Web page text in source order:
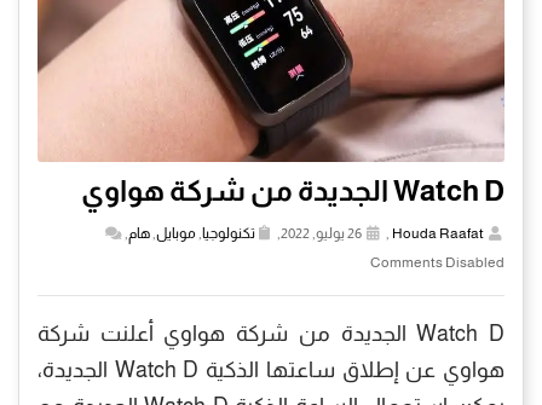
Watch D الجديدة من شركة هواوي
Houda Raafat
, تكنولوجيا, موبايل,هام,
Comments Disabled
Watch D الجديدة من شركة هواوي أعلنت شركة
هواوي عن إطلاق ساعتها الذكية Watch D الجديدة،